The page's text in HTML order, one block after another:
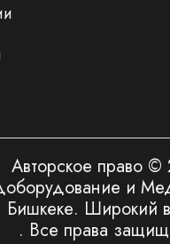
Авторское право ©
и
Бишкеке. Широкий
. Все права